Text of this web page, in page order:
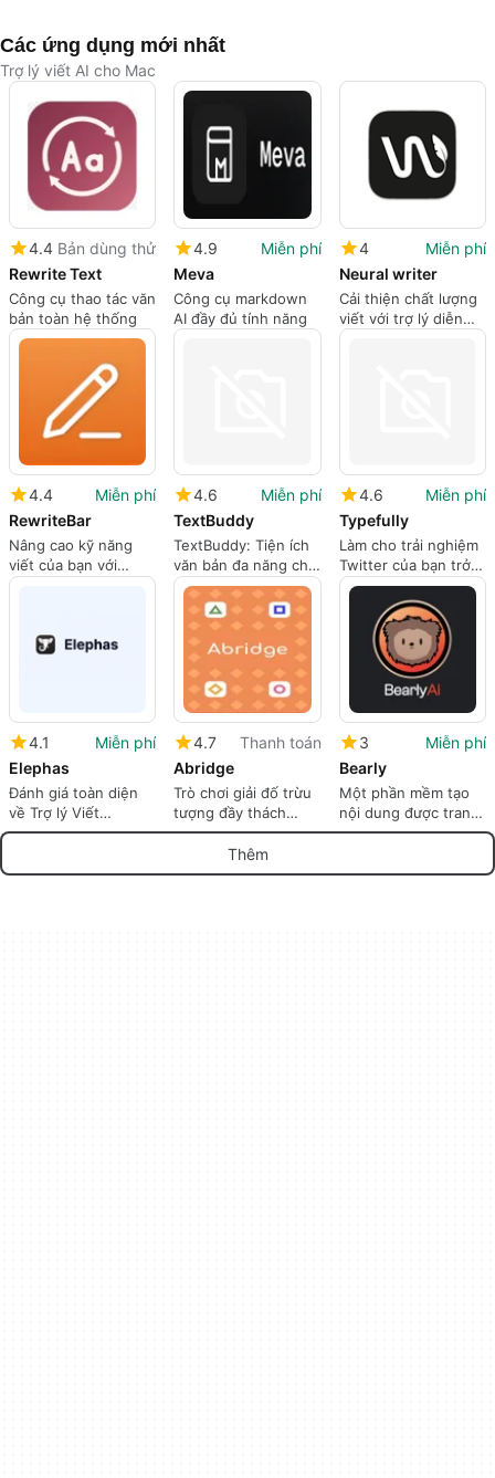
Các ứng dụng mới nhất
Trợ lý viết AI cho Mac
4.4 Bản dùng thử
Rewrite Text
Công cụ thao tác văn
bản toàn hệ thống
4.9
Miễn phí
Meva
Công cụ markdown
AI đầy đủ tính năng
4
Miễn phí
Neural writer
Cải thiện chất lượng
viết với trợ lý diễn
đạt lại này
4.4
Miễn phí
RewriteBar
Nâng cao kỹ năng
viết của bạn với
RewriteBar
4.6
Miễn phí
TextBuddy
TextBuddy: Tiện ích
văn bản đa năng cho
Mac
4.6
Miễn phí
Typefully
Làm cho trải nghiệm
Twitter của bạn trở
nên mượt mà hơn với
Typefully
4.1
Miễn phí
Elephas
Đánh giá toàn diện
về Trợ lý Viết
Elephas
4.7
Thanh toán
Abridge
Trò chơi giải đố trừu
tượng đầy thách
thức cho Mac
3
Miễn phí
Bearly
Một phần mềm tạo
nội dung được trang
bị trí tuệ nhân tạo
Thêm